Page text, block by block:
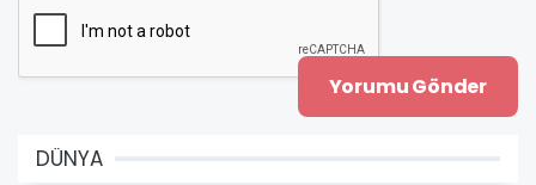
DÜNYA